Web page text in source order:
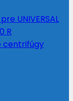
UNIVERSAL
R
centrifúgy